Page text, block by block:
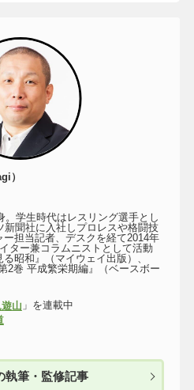
）
。学生時代はレスリング選手とし
聞社に入社しプロレスや格闘技
担当記者、デスクを経て2014年
ター兼コラムニストとして活動
昭和』（マイウェイ出版）、
2巻 平成繁栄期編』（ベースボー
山 」を連載中
執筆・監修記事